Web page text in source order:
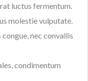
luctus fermentum.
molestie vulputate.
nec convallis
condimentum